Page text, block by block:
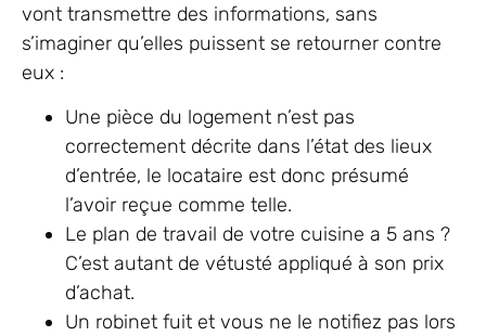
vont transmettre des informations, sans
s’imaginer qu’elles puissent se retourner contre
eux :
Une pièce du logement n’est pas
correctement décrite dans l’état des lieux
d’entrée, le locataire est donc présumé
l’avoir reçue comme telle.
Le plan de travail de votre cuisine a 5 ans ?
C’est autant de vétusté appliqué à son prix
d’achat.
Un robinet fuit et vous ne le notifiez pas lors